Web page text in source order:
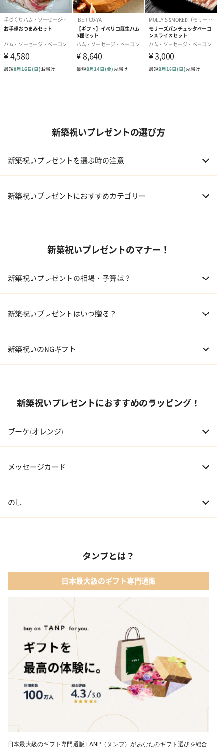
新築祝いプレゼントの選び方
新築祝いプレゼントを選ぶ時の注意
新築祝いプレゼントにおすすめカテゴリー
03 アルコール
05 ハーバリウム
新築祝いプレゼントのマナー！
新築祝いプレゼントの相場・予算は？
02 両親 10,000～50,000円
05 甥・姪 20,000～30,000円
06 孫 20,000～30,000円
新築祝いプレゼントはいつ贈る？
新築祝いのNGギフト
新築祝いプレゼントにおすすめのラッピング！
ブーケ(オレンジ)
メッセージカード
のし
タンプとは？
日本最大級のギフト専門通販
日本最大級のギフト専門通販TANP（タンプ）があなたのギフト選びを総合